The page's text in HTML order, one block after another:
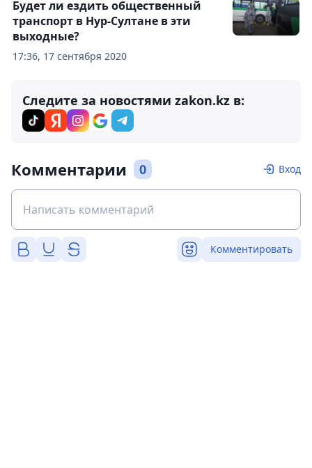
17:36, 17 сентября 2020
Будет ли ездить общественный
транспорт в Нур-Султане в эти
выходные?
Следите за новостями zakon.kz в:
Комментарии 0 Вход
Комментировать